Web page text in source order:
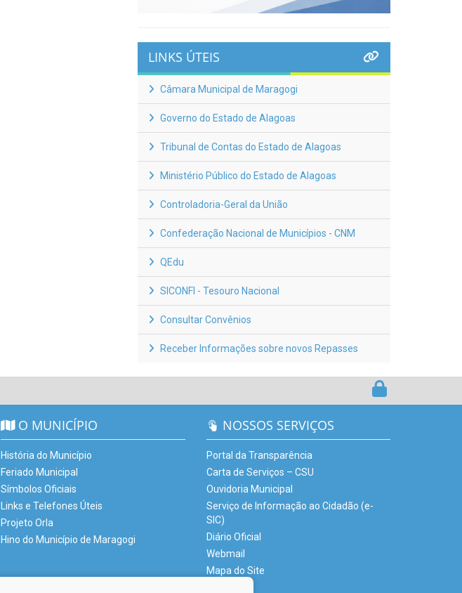
LINKS ÚTEIS
Câmara Municipal de Maragogi
Governo do Estado de Alagoas
Tribunal de Contas do Estado de Alagoas
Ministério Público do Estado de Alagoas
Controladoria-Geral da União
Confederação Nacional de Municípios - CNM
QEdu
SICONFI - Tesouro Nacional
Consultar Convênios
Receber Informações sobre novos Repasses
O MUNICÍPIO
História do Município
Feriado Municipal
Símbolos Oficiais
Links e Telefones Úteis
Projeto Orla
Hino do Município de Maragogi
NOSSOS SERVIÇOS
Portal da Transparência
Carta de Serviços – CSU
Ouvidoria Municipal
Serviço de Informação ao Cidadão (e-
SIC)
Diário Oficial
Webmail
Mapa do Site